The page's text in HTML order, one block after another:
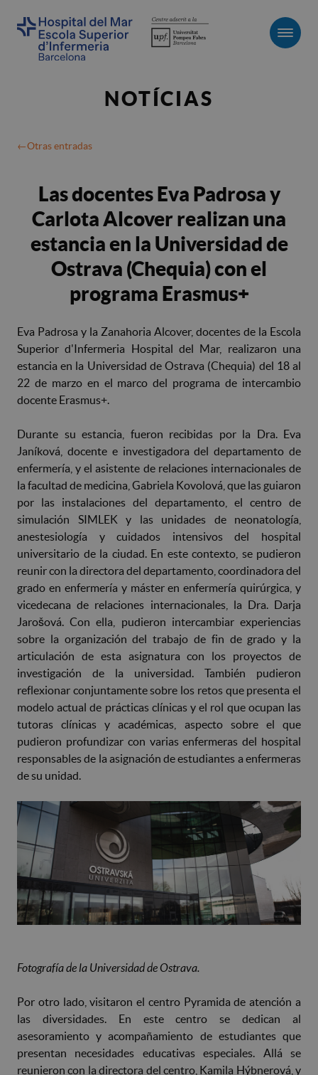
NOTÍCIAS
Otras entradas
Las docentes Eva Padrosa y
Carlota Alcover realizan una
estancia en la Universidad de
Ostrava (Chequia) con el
programa Erasmus+
Eva Padrosa y la Zanahoria Alcover, docentes de la Escola
Superior d'Infermeria Hospital del Mar, realizaron una
estancia en la Universidad de Ostrava (Chequia) del 18 al
22 de marzo en el marco del programa de intercambio
docente Erasmus+.
Durante su estancia, fueron recibidas por la Dra. Eva
Janíková, docente e investigadora del departamento de
enfermería, y el asistente de relaciones internacionales de
la facultad de medicina, Gabriela Kovolová, que las guiaron
por las instalaciones del departamento, el centro de
simulación SIMLEK y las unidades de neonatología,
anestesiología y cuidados intensivos del hospital
universitario de la ciudad. En este contexto, se pudieron
reunir con la directora del departamento, coordinadora del
grado en enfermería y máster en enfermería quirúrgica, y
vicedecana de relaciones internacionales, la Dra. Darja
Jarošová. Con ella, pudieron intercambiar experiencias
sobre la organización del trabajo de fin de grado y la
articulación de esta asignatura con los proyectos de
investigación de la universidad. También pudieron
reflexionar conjuntamente sobre los retos que presenta el
modelo actual de prácticas clínicas y el rol que ocupan las
tutoras clínicas y académicas, aspecto sobre el que
pudieron profundizar con varias enfermeras del hospital
responsables de la asignación de estudiantes a enfermeras
de su unidad.
Fotografía de la Universidad de Ostrava.
Por otro lado, visitaron el centro Pyramida de atención a
las diversidades. En este centro se dedican al
asesoramiento y acompañamiento de estudiantes que
presentan necesidades educativas especiales. Allá se
reunieron con la directora del centro, Kamila Hýbnerová, y